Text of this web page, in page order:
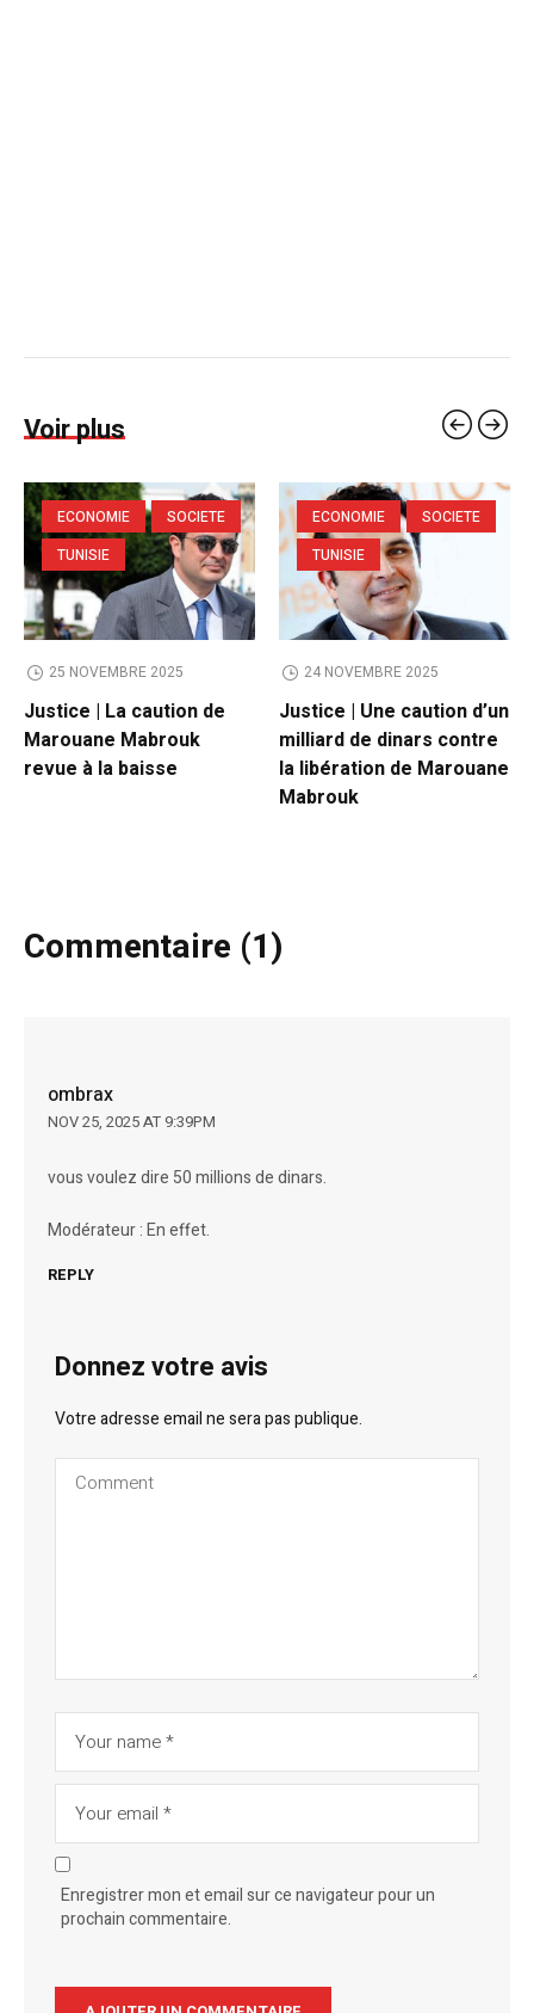
Voir plus
ECONOMIE
SOCIETE
TUNISIE
25 NOVEMBRE 2025
Justice | La caution de
Marouane Mabrouk
revue à la baisse
ECONOMIE
SOCIETE
TUNISIE
24 NOVEMBRE 2025
Justice | Une caution d’un
milliard de dinars contre
la libération de Marouane
Mabrouk
Commentaire (1)
ombrax
NOV 25, 2025 AT 9:39PM
vous voulez dire 50 millions de dinars.
Modérateur : En effet.
REPLY
Donnez votre avis
Votre adresse email ne sera pas publique.
Enregistrer mon et email sur ce navigateur pour un
prochain commentaire.